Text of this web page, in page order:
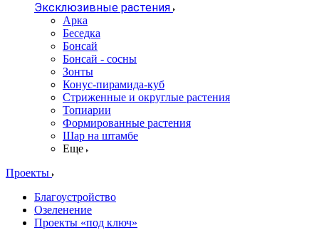
Эксклюзивные растения
Арка
Беседка
Бонсай
Бонсай - сосны
Зонты
Конус-пирамида-куб
Стриженные и округлые растения
Топиарии
Формированные растения
Шар на штамбе
Еще
Проекты
Благоустройство
Озеленение
Проекты «под ключ»